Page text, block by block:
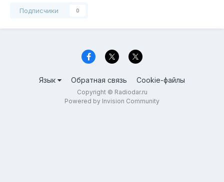
Подписчики 0
Язык Обратная связь Cookie-файлы
Copyright © Radiodar.ru
Powered by Invision Community